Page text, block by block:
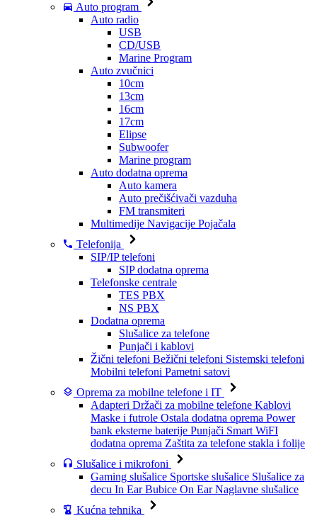
Auto program
Auto radio
USB
CD/USB
Marine Program
Auto zvučnici
10cm
13cm
16cm
17cm
Elipse
Subwoofer
Marine program
Auto dodatna oprema
Auto kamera
Auto prečišćivači vazduha
FM transmiteri
Multimedije Navigacije Pojačala
Telefonija
SIP/IP telefoni
SIP dodatna oprema
Telefonske centrale
TES PBX
NS PBX
Dodatna oprema
Slušalice za telefone
Punjači i kablovi
Žični telefoni Bežični telefoni Sistemski telefoni
Mobilni telefoni Pametni satovi
Oprema za mobilne telefone i IT
Adapteri Držači za mobilne telefone Kablovi
Maske i futrole Ostala dodatna oprema Power
bank eksterne baterije Punjači Smart WiFI
dodatna oprema Zaštita za telefone stakla i folije
Slušalice i mikrofoni
Gaming slušalice Sportske slušalice Slušalice za
decu In Ear Bubice On Ear Naglavne slušalice
Kućna tehnika